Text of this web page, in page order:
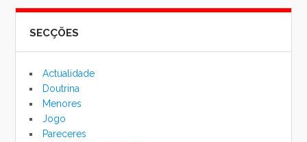
SECÇÕES
Actualidade
Doutrina
Menores
Jogo
Pareceres